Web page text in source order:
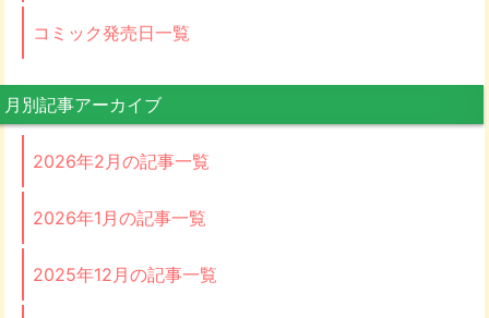
コミック発売日一覧
月別記事アーカイブ
2026年2月の記事一覧
2026年1月の記事一覧
2025年12月の記事一覧